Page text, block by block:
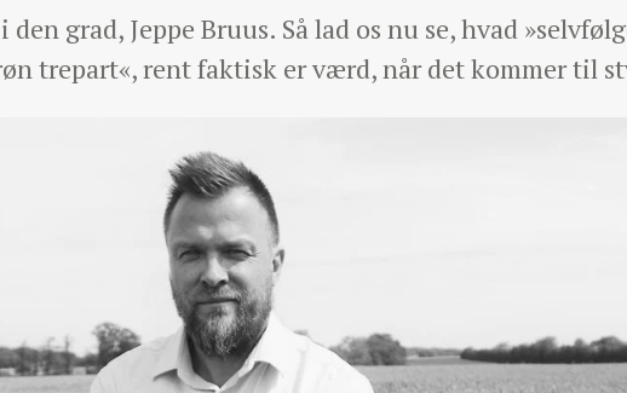
grad, Jeppe Bruus. Så lad os nu se, hvad
trepart«, rent faktisk er værd, når det kommer til